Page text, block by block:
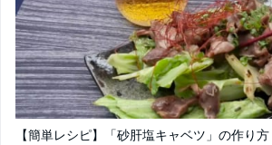
【簡単レシピ】「砂肝塩キャベツ」の作り方